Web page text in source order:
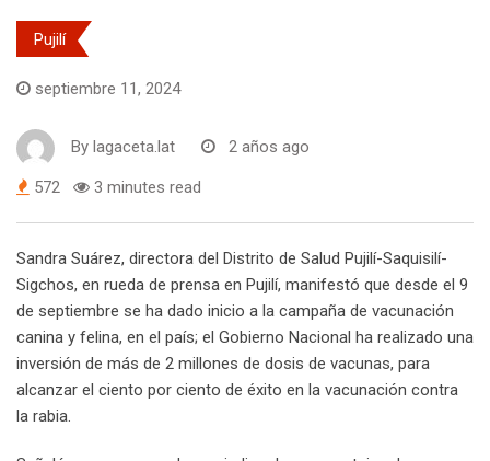
Pujilí
septiembre 11, 2024
By lagaceta.lat 2 años ago
572 3 minutes read
Sandra Suárez, directora del Distrito de Salud Pujilí-Saquisilí-
Sigchos, en rueda de prensa en Pujilí, manifestó que desde el 9
de septiembre se ha dado inicio a la campaña de vacunación
canina y felina, en el país; el Gobierno Nacional ha realizado una
inversión de más de 2 millones de dosis de vacunas, para
alcanzar el ciento por ciento de éxito en la vacunación contra
la rabia.